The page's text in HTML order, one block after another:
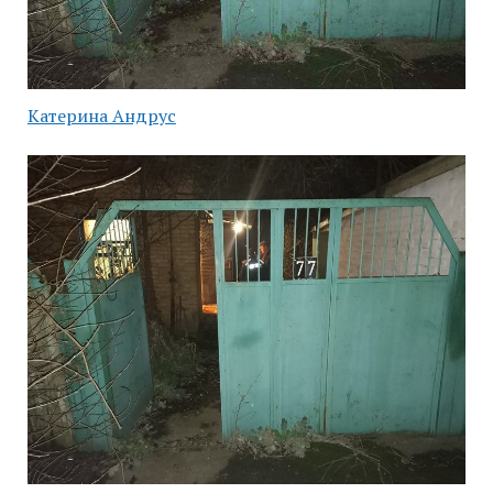
Катерина Андрус